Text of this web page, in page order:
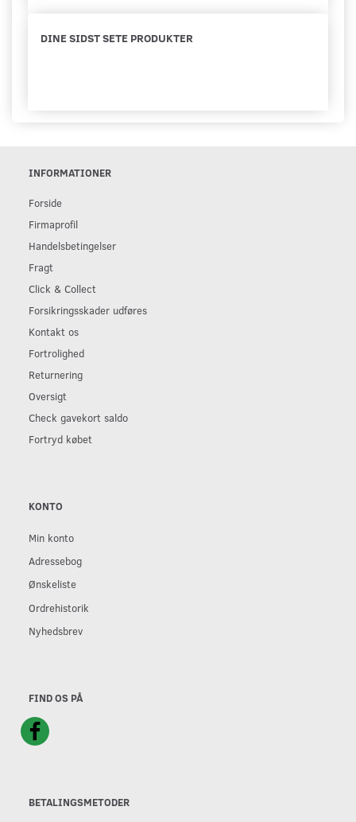
DINE SIDST SETE PRODUKTER
INFORMATIONER
Forside
Firmaprofil
Handelsbetingelser
Fragt
Click & Collect
Forsikringsskader udføres
Kontakt os
Fortrolighed
Returnering
Oversigt
Check gavekort saldo
Fortryd købet
KONTO
Min konto
Adressebog
Ønskeliste
Ordrehistorik
Nyhedsbrev
FIND OS PÅ
BETALINGSMETODER